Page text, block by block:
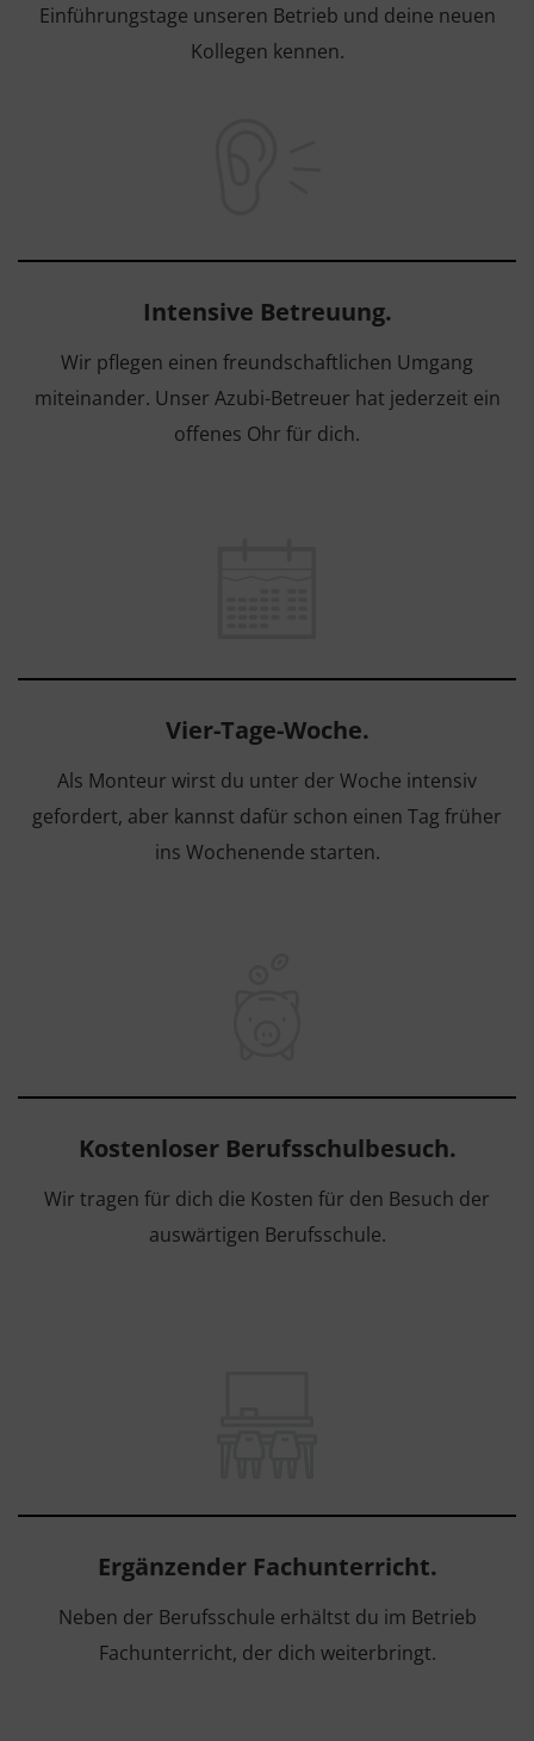
Einführungstage unseren Betrieb und deine neuen
Kollegen kennen.
Intensive Betreuung.
Wir pflegen einen freundschaftlichen Umgang
miteinander. Unser Azubi-Betreuer hat jederzeit ein
offenes Ohr für dich.
Vier-Tage-Woche.
Als Monteur wirst du unter der Woche intensiv
gefordert, aber kannst dafür schon einen Tag früher
ins Wochenende starten.
Kostenloser Berufsschulbesuch.
Wir tragen für dich die Kosten für den Besuch der
auswärtigen Berufsschule.
Ergänzender Fachunterricht.
Neben der Berufsschule erhältst du im Betrieb
Fachunterricht, der dich weiterbringt.